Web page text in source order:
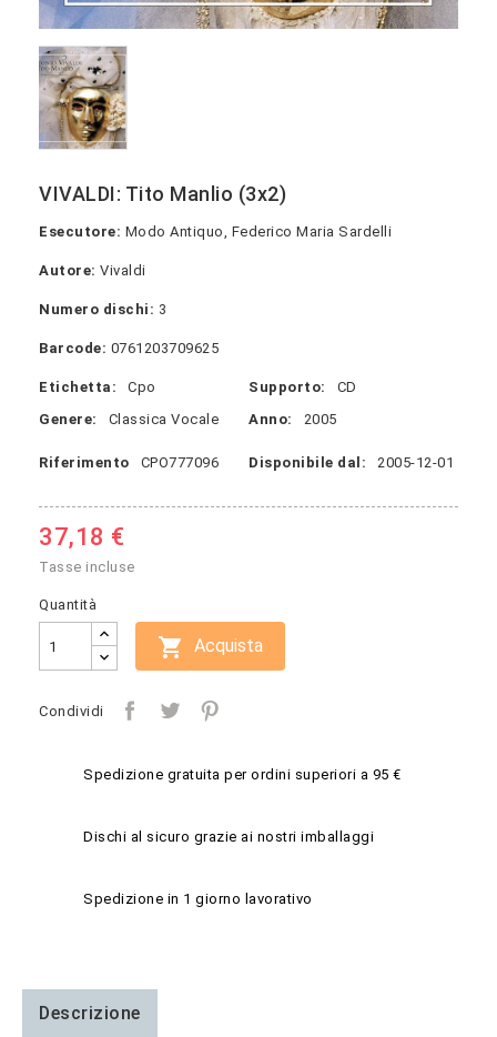
VIVALDI: Tito Manlio (3x2)
Esecutore: Modo Antiquo, Federico Maria Sardelli
Autore: Vivaldi
Numero dischi: 3
Barcode: 0761203709625
Etichetta: Cpo Supporto:
CD
Genere:
Classica Vocale Anno: 2005
Riferimento CPO777096 Disponibile dal: 2005-12-01
37,18 €
Tasse incluse
Quantità
 Acquista
Condividi
Spedizione gratuita per ordini superiori a 95 €
Dischi al sicuro grazie ai nostri imballaggi
Spedizione in 1 giorno lavorativo
Descrizione